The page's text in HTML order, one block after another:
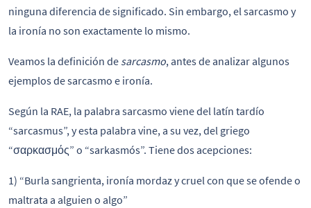
ninguna diferencia de significado. Sin embargo, el sarcasmo y
la ironía no son exactamente lo mismo.
Veamos la definición de sarcasmo, antes de analizar algunos
ejemplos de sarcasmo e ironía.
Según la RAE, la palabra sarcasmo viene del latín tardío
“sarcasmus”, y esta palabra vine, a su vez, del griego
“σαρκασμός” o “sarkasmós”. Tiene dos acepciones:
1) “Burla sangrienta, ironía mordaz y cruel con que se ofende o
maltrata a alguien o algo”